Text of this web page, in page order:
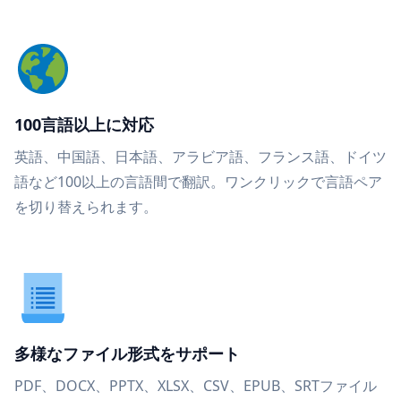
100言語以上に対応
英語、中国語、日本語、アラビア語、フランス語、ドイツ
語など100以上の言語間で翻訳。ワンクリックで言語ペア
を切り替えられます。
多様なファイル形式をサポート
PDF、DOCX、PPTX、XLSX、CSV、EPUB、SRTファイル